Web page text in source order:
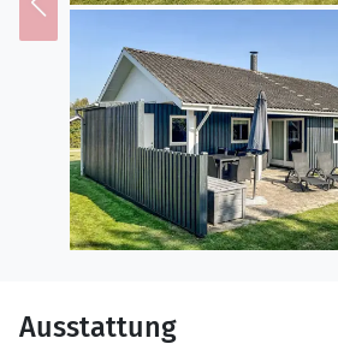
Halbinsel Als bietet viele historische
Sehenswürdigkeiten auf kleinem
einige der bekanntesten Burgen
Dänemarks. Besuchen Sie zum
Augustenborg. Es wurde im 18.
und enthält heute eine
dramatische Geschichte des
Herzogsfamilie. Zum Schloss
schöner Schlosspark und eine
Ausstattung